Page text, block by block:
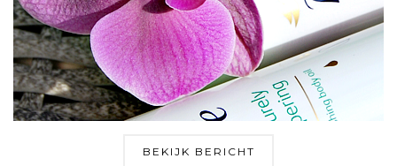
BEKIJK BERICHT